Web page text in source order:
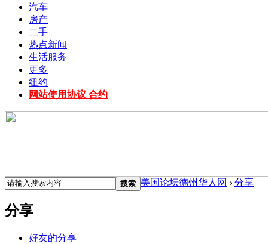
汽车
房产
二手
热点新闻
生活服务
更多
纽约
网站使用协议 合约
搜索 美国论坛德州华人网 › 分享
分享
好友的分享